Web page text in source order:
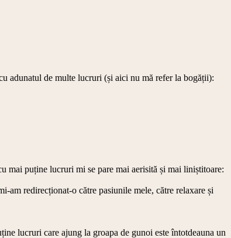
adunatul de multe lucruri (și aici nu mă refer la bogății):
mai puține lucruri mi se pare mai aerisită și mai liniștitoare:
am redirecționat-o către pasiunile mele, către relaxare și
lucruri care ajung la groapa de gunoi este întotdeauna un